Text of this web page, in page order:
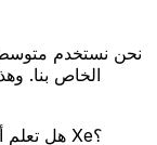
نحن نستخدم
الخاص بنا.
هل تعلم أنه يمكنك إرسال الأموال إلى الخارج باستخدام Xe؟